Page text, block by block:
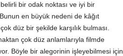
bir odak noktası ve iyi bir
en büyük nedeni de kâğıt
düz bir şekilde karşılık bulması.
çok düz anlamlarıyla filmde
Böyle bir alegorinin işleyebilmesi için